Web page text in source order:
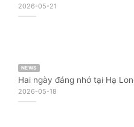
2026-05-21
NEWS
Hai ngày đáng nhớ tại Hạ
2026-05-18